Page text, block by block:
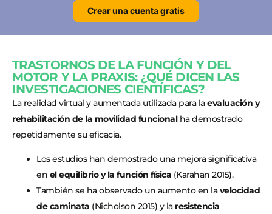
Crear una cuenta gratis
TRASTORNOS DE LA FUNCIÓN Y DEL
MOTOR Y LA PRAXIS: ¿QUÉ DICEN LAS
INVESTIGACIONES CIENTÍFICAS?
La realidad virtual y aumentada utilizada para laevaluación y
rehabilitación de la movilidad funcionalha demostrado
repetidamente su eficacia.
Los estudios han demostrado una mejora significativa
en el equilibrio y la función física (Karahan 2015).
También se ha observado un aumento en lavelocidad
de caminata (Nicholson 2015) y la resistencia